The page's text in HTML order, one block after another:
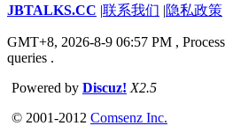
JBTALKS.CC |联系我们 |隐私政策
GMT+8, 2026-8-9 06:57 PM ,
queries .
Powered by Discuz! X2.5
© 2001-2012 Comsenz Inc.